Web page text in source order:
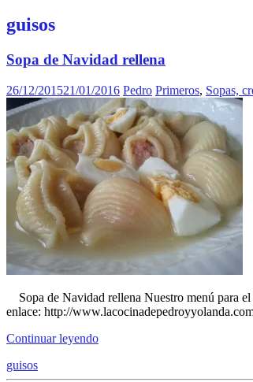
guisos
Sopa de Navidad rellena
26/12/201521/01/2016 Pedro Primeros, Sopas,
Sopa de Navidad rellena Nuestro menú para el
enlace: http://
Continuar leyendo
guisos